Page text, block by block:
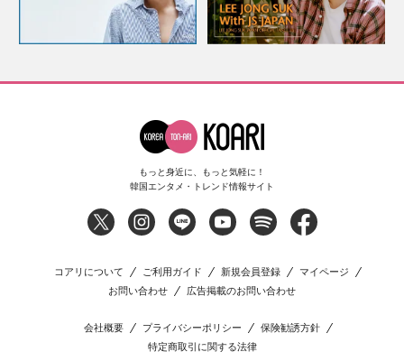
もっと身近に、もっと気軽に！
韓国エンタメ・トレンド情報サイト
コアリについて ご利用ガイド 新規会員登録
マイページ
お問い合わせ
広告掲載のお問い合わせ
会社概要 プライバシーポリシー
保険勧誘方針
特定商取引に関する法律